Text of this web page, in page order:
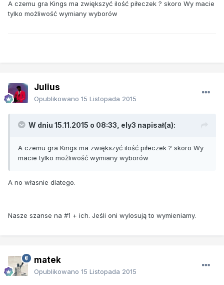
A czemu gra Kings ma zwiększyć ilość piłeczek ? skoro Wy macie
tylko możliwość wymiany wyborów
Julius
Opublikowano 15 Listopada 2015
W dniu 15.11.2015 o 08:33, ely3 napisał(a):
A czemu gra Kings ma zwiększyć ilość piłeczek ? skoro Wy
macie tylko możliwość wymiany wyborów
A no własnie dlatego.
Nasze szanse na #1 + ich. Jeśli oni wylosują to wymieniamy.
matek
Opublikowano 15 Listopada 2015